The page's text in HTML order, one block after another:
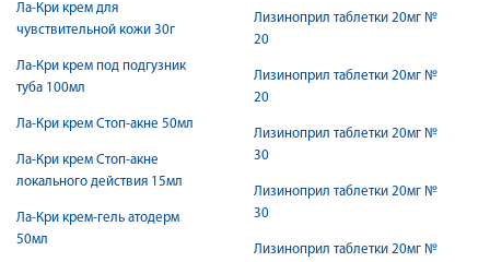
Ла-Кри крем для
чувствительной кожи 30г
Ла-Кри крем под подгузник
туба 100мл
Ла-Кри крем Стоп-акне 50мл
Ла-Кри крем Стоп-акне
локального действия 15мл
Ла-Кри крем-гель атодерм
50мл
Лизиноприл таблетки 20мг №
20
Лизиноприл таблетки 20мг №
20
Лизиноприл таблетки 20мг №
30
Лизиноприл таблетки 20мг №
30
Лизиноприл таблетки 20мг №